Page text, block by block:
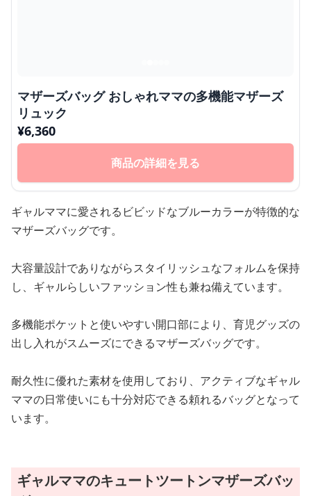
マザーズバッグ おしゃれママの多機能マザーズ
リュック
¥6,360
商品の詳細を見る
ギャルママに愛されるビビッドなブルーカラーが特徴的な
マザーズバッグです。
大容量設計でありながらスタイリッシュなフォルムを保持
し、ギャルらしいファッション性も兼ね備えています。
多機能ポケットと使いやすい開口部により、育児グッズの
出し入れがスムーズにできるマザーズバッグです。
耐久性に優れた素材を使用しており、アクティブなギャル
ママの日常使いにも十分対応できる頼れるバッグとなって
います。
ギャルママのキュートツートンマザーズバッ